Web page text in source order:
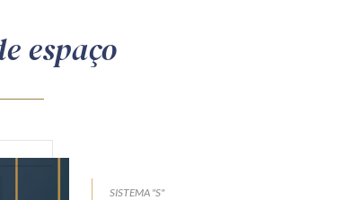
espaço
SISTEMA "S"